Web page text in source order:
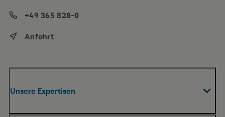
Unsere Expertisen
+49 365 828-0
Anfahrt